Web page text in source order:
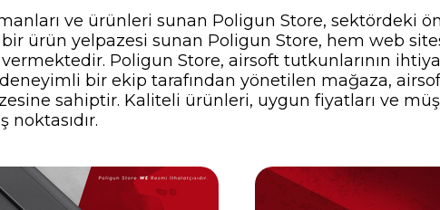
ve ürünleri sunan Poligun Store, sektördeki
ürün yelpazesi sunan Poligun Store, hem web
Poligun Store, airsoft tutkunlarının
bir ekip tarafından yönetilen mağaza,
sahiptir. Kaliteli ürünleri, uygun fiyatları ve
noktasıdır.